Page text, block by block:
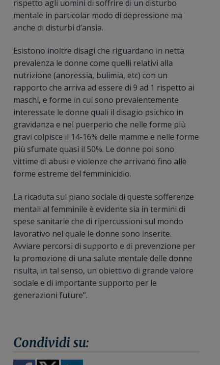
rispetto agli uomini di soffrire di un disturbo
mentale in particolar modo di depressione ma
anche di disturbi d’ansia.
Esistono inoltre disagi che riguardano in netta
prevalenza le donne come quelli relativi alla
nutrizione (anoressia, bulimia, etc) con un
rapporto che arriva ad essere di 9 ad 1 rispetto ai
maschi, e forme in cui sono prevalentemente
interessate le donne quali il disagio psichico in
gravidanza e nel puerperio che nelle forme più
gravi colpisce il 14-16% delle mamme e nelle forme
più sfumate quasi il 50%. Le donne poi sono
vittime di abusi e violenze che arrivano fino alle
forme estreme del femminicidio.
La ricaduta sul piano sociale di queste sofferenze
mentali al femminile è evidente sia in termini di
spese sanitarie che di ripercussioni sul mondo
lavorativo nel quale le donne sono inserite.
Avviare percorsi di supporto e di prevenzione per
la promozione di una salute mentale delle donne
risulta, in tal senso, un obiettivo di grande valore
sociale e di importante supporto per le
generazioni future”.